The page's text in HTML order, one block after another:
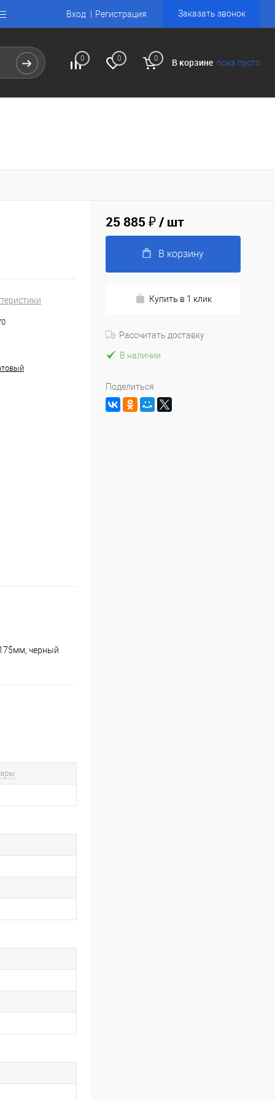
Вход Регистрация Заказать звонок
0 0 0 В корзине пока пусто
черный
25 885 ₽/ шт
В корзину
Купить в 1 клик
Рассчитать доставку
В наличии
Поделиться